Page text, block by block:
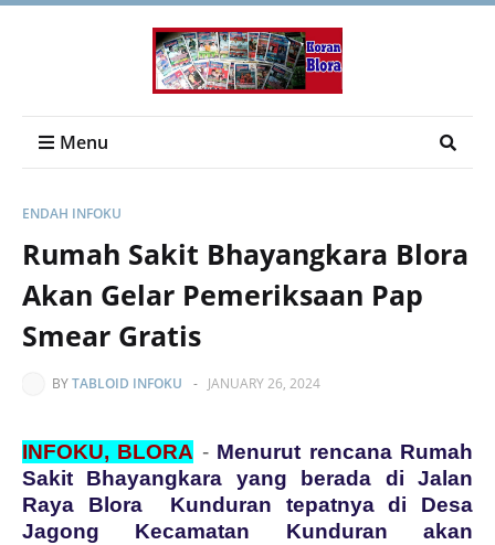
Menu
ENDAH INFOKU
Rumah Sakit Bhayangkara Blora
Akan Gelar Pemeriksaan Pap
Smear Gratis
BYTABLOID INFOKU - JANUARY 26, 2024
INFOKU, BLORA - Menurut rencana Rumah
Sakit Bhayangkara yang berada di Jalan
Raya Blora Kunduran tepatnya di Desa
Jagong Kecamatan Kunduran akan